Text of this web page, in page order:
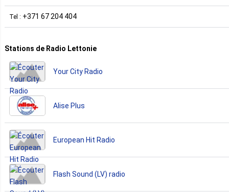
Tel : +371 67 204 404
Stations de Radio Lettonie
Your City Radio
Alise Plus
European Hit Radio
Flash Sound (LV) radio